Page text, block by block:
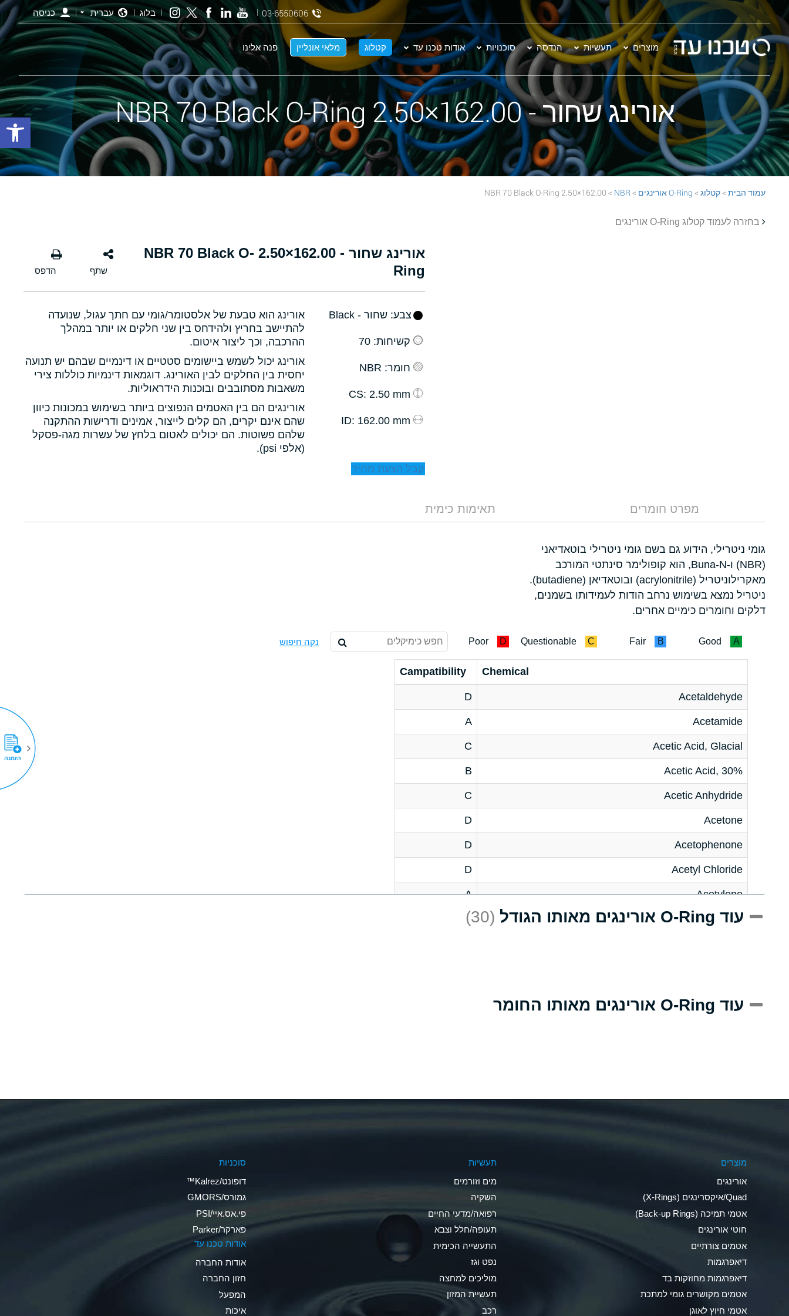
מוצרים תעשיות הנדסה סוכנויות אודות טכנו עד קטלוג מלאי אונליין פנה אלינו
03-6550606 בלוג עברית כניסה
אורינג שחור - 162.00×2.50 NBR 70 Black O-Ring
עמוד הבית >קטלוג > O-Ring אורינגים >
NBR
> 162.00×2.50 NBR 70 Black O-Ring
בחזרה לעמוד קטלוג O-Ring אורינגים
אורינג שחור - 162.00×2.50 NBR 70 Black O-
Ring
אורינג הוא טבעת של אלסטומר/גומי עם חתך עגול, שנועדה
להתיישב בחריץ ולהידחס בין שני חלקים או יותר במהלך
ההרכבה, וכך ליצור איטום.
אורינג יכול לשמש ביישומים סטטיים או דינמיים שבהם יש תנועה
יחסית בין החלקים לבין האורינג. דוגמאות דינמיות כוללות צירי
משאבות מסתובבים ובוכנות הידראוליות.
אורינגים הם בין האטמים הנפוצים ביותר בשימוש במכונות כיוון
שהם אינם יקרים, הם קלים לייצור, אמינים ודרישות ההתקנה
שלהם פשוטות. הם יכולים לאטום בלחץ של עשרות מגה-פסקל
(אלפי psi).
צבע: שחור - Black
קשיחות: 70
חומר: NBR
: 2.50 mm
: 162.00 mm
קבל הצעת מחיר
מפרט חומרים תאימות כימית
גומי ניטרילי, הידוע גם בשם גומי ניטרילי בוטאדיאני
(NBR) ו-Buna-N, הוא קופולימר סינתטי המורכב
מאקרילוניטריל (acrylonitrile) ובוטאדיאן (butadiene).
ניטריל נמצא בשימוש נרחב הודות לעמידותו בשמנים,
דלקים וחומרים כימיים אחרים.
A
Good
B
Fair
C
Questionable
D
Poor נקה חיפוש
Chemical
Campatibility
Acetaldehyde
D
Acetamide
A
Acetic Acid, Glacial
C
Acetic Acid, 30%
B
Acetic Anhydride
C
Acetone
D
Acetophenone
D
Acetyl Chloride
D
Acetylene
A
Acrlylonitrile
D
Aluminum Acetate (Aqueous)
Ammonia Anhydrous
B
Ammonia Gas (hot)
D
Ammonium Carbonate (Aqueous)
Ammonium Chloride (Aqueous)
A
Ammonium Hydroxide (conc.)
D
Ammonium Nitrate (Aqueous)
עוד O-Ring אורינגים מאותו הגודל (30)
עוד O-Ring אורינגים מאותו החומר
מוצרים
אורינגים
Quad/איקסרינגים (X-Rings)
אטמי תמיכה (Back-up Rings)
חוטי אורינגים
אטמים צורתיים
דיאפרגמות
דיאפרגמות מחוזקות בד
אטמים מקושרים גומי למתכת
אטמי חיוץ לאוגן
תעשיות
מים וזורמים
השקיה
רפואה/מדעי החיים
תעופה/חלל וצבא
התעשייה הכימית
נפט וגז
מוליכים למחצה
תעשיית המזון
רכב
סוכניות
דופונט/Kalrez™
גמורס/GMORS
פי.אס.איי/PSI
פארקר/Parker
אודות טכנו עד
אודות החברה
חזון החברה
המפעל
איכות
הזמנה
פתח